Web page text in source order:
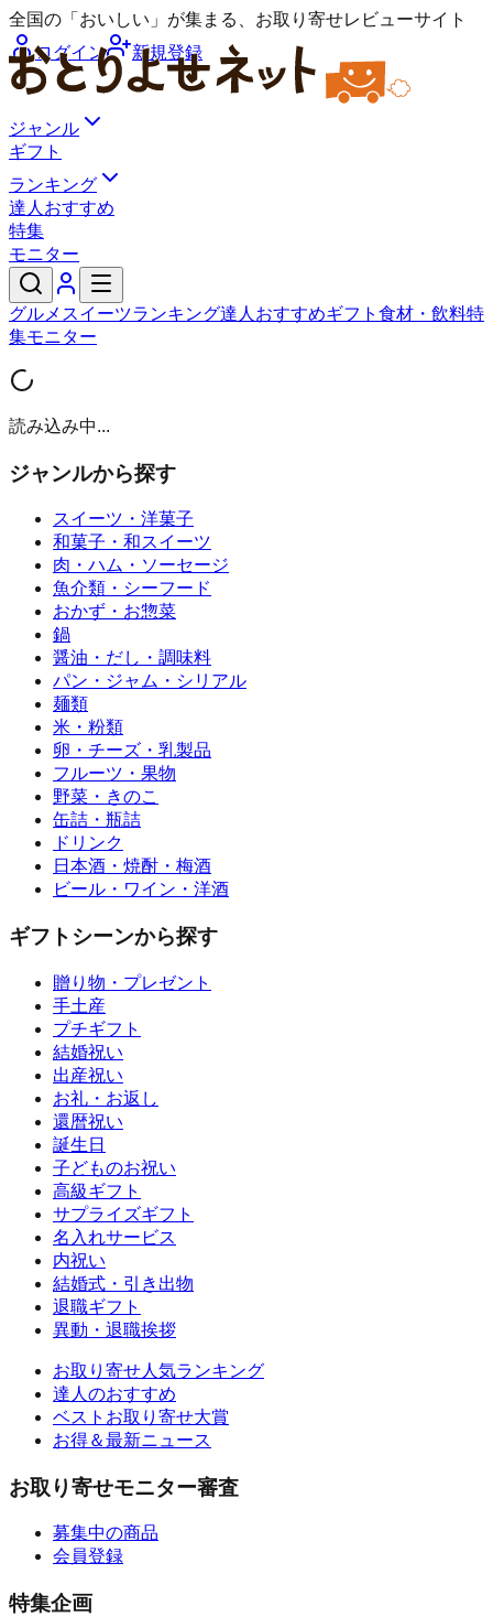
全国の「おいしい」が集まる、お取り寄せレビューサイト
ログイン
新規登録
ジャンル
ギフト
ランキング
達人おすすめ
特集
モニター
グルメ スイーツランキング達人おすすめギフト 食材・飲料特
集モニター
読み込み中...
ジャンルから探す
スイーツ・洋菓子
和菓子・和スイーツ
肉・ハム・ソーセージ
魚介類・シーフード
おかず・お惣菜
鍋
醤油・だし・調味料
パン・ジャム・シリアル
麺類
米・粉類
卵・チーズ・乳製品
フルーツ・果物
野菜・きのこ
缶詰・瓶詰
ドリンク
日本酒・焼酎・梅酒
ビール・ワイン・洋酒
ギフトシーンから探す
贈り物・プレゼント
手土産
プチギフト
結婚祝い
出産祝い
お礼・お返し
還暦祝い
誕生日
子どものお祝い
高級ギフト
サプライズギフト
名入れサービス
内祝い
結婚式・引き出物
退職ギフト
異動・退職挨拶
お取り寄せ人気ランキング
達人のおすすめ
ベストお取り寄せ大賞
お得＆最新ニュース
お取り寄せモニター審査
募集中の商品
会員登録
特集企画